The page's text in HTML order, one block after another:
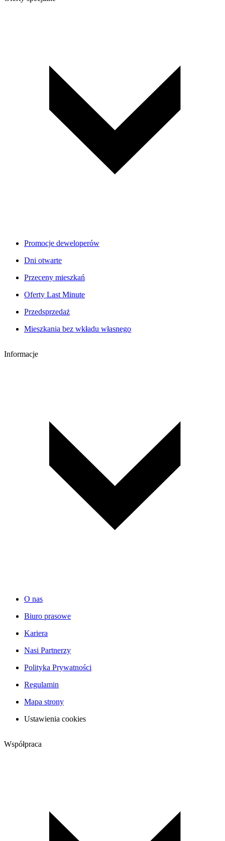
Promocje deweloperów
Dni otwarte
Przeceny mieszkań
Oferty Last Minute
Przedsprzedaż
Mieszkania bez wkładu własnego
Informacje
O nas
Biuro prasowe
Kariera
Nasi Partnerzy
Polityka Prywatności
Regulamin
Mapa strony
Ustawienia cookies
Współpraca